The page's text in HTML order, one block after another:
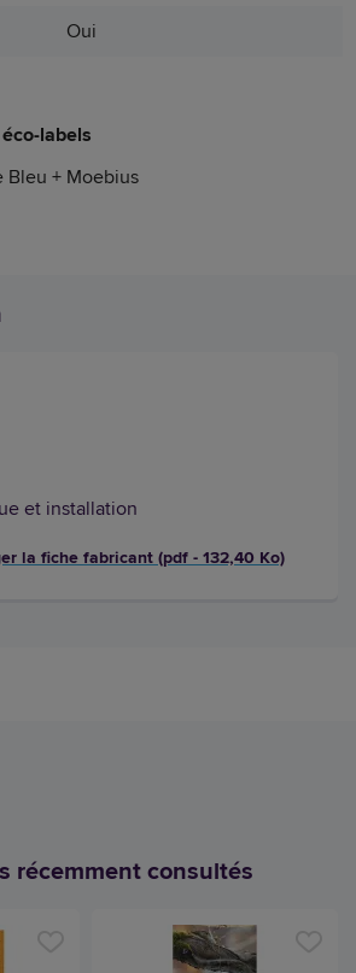
Oui
labels
Bleu + Moebius
et installation
la fiche fabricant (pdf - 132,40 Ko)
récemment consultés